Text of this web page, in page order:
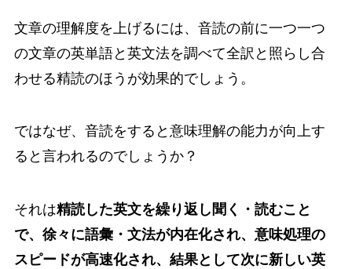
文章の理解度を上げるには、音読の前に一つ一つ
の文章の英単語と英文法を調べて全訳と照らし合
わせる精読のほうが効果的でしょう。
ではなぜ、音読をすると意味理解の能力が向上す
ると言われるのでしょうか？
それは精読した英文を繰り返し聞く・読むこと
で、徐々に語彙・文法が内在化され、意味処理の
スピードが高速化され、結果として次に新しい英